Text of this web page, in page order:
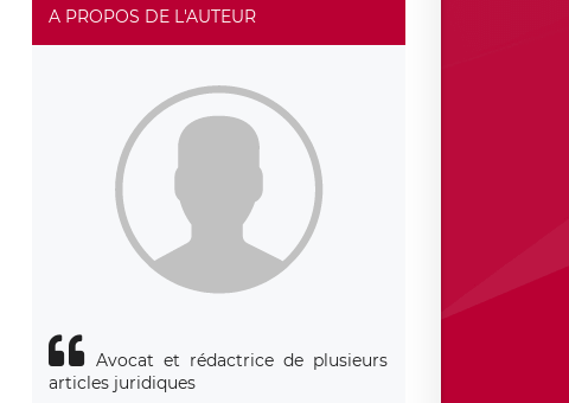
A PROPOS DE L'AUTEUR
Avocat et rédactrice de plusieurs
articles juridiques